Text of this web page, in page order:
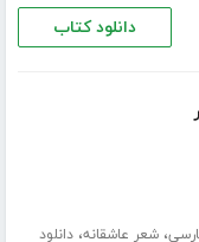
دانلود کتاب
،شعر عاشقانه،دانلود